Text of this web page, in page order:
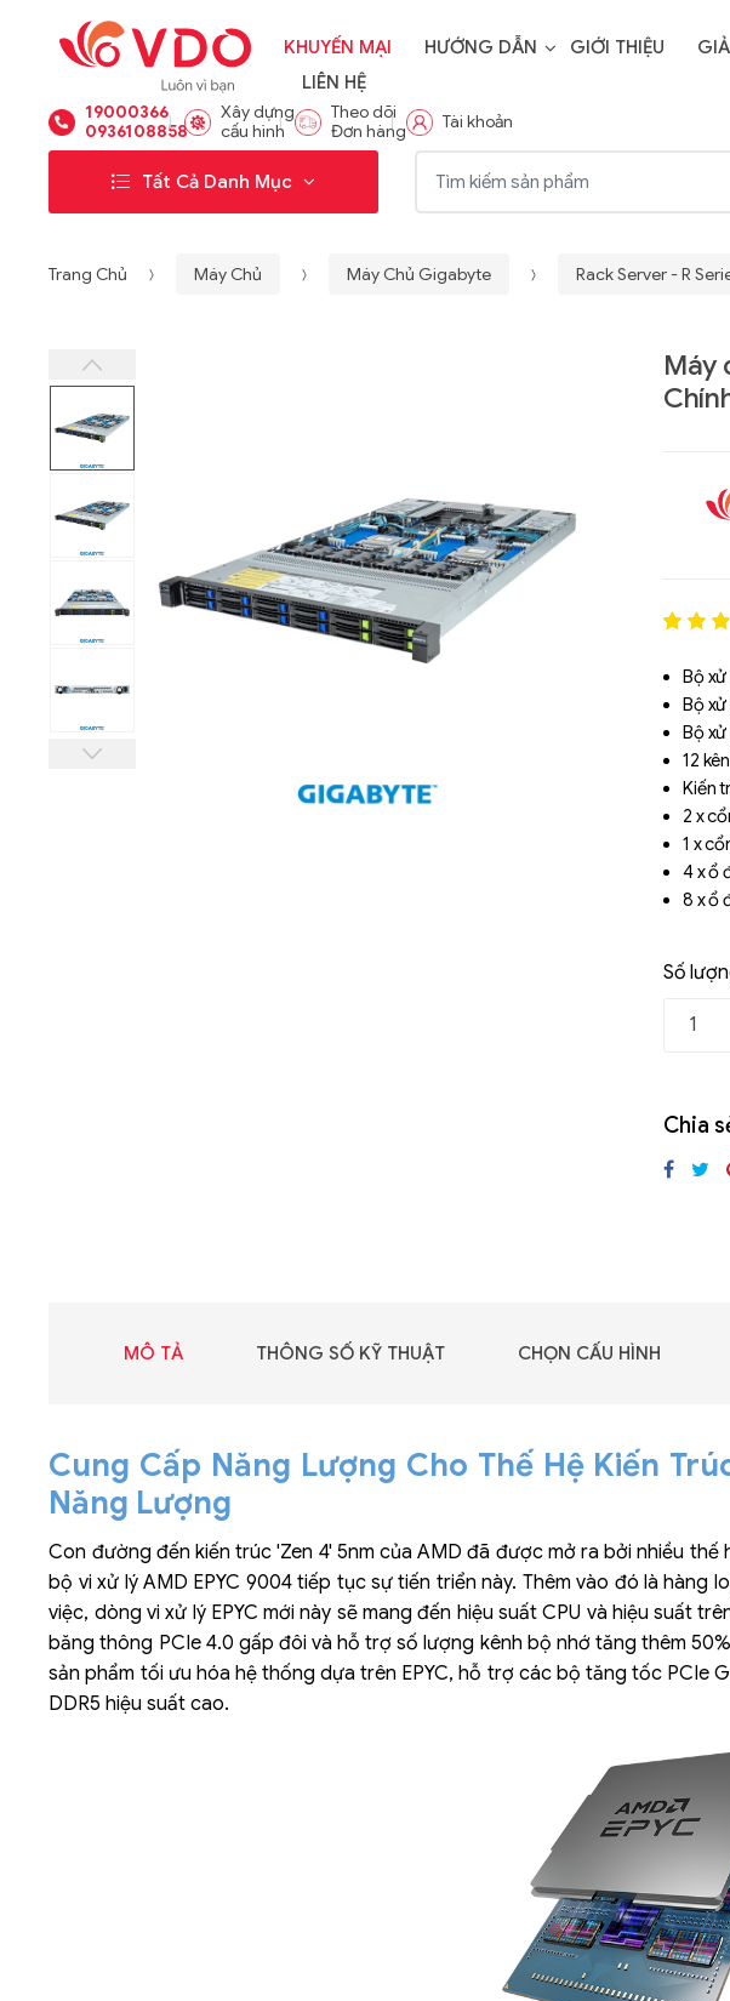
KHUYẾN MẠI HƯỚNG DẪN GIỚI THIỆU
LIÊN HỆ
19000366
0936108858
Xây dựng
cấu hình
Theo dõi
Đơn hàng
Tài khoản
Tất Cả Danh Mục
Trang Chủ Máy Chủ Máy Chủ Gigabyte Rack Server - R
Máy
out of
based
đánh
Bộ xử
Bộ
Bộ
12
Kiến
2 x
1 x
4 x ổ
8 x ổ
2 x
Số
Chia
MÔ TẢ THÔNG SỐ KỸ THUẬT CHỌN CẤU HÌNH
Cung Cấp Năng Lượng Cho Thế Hệ Kiến
Năng Lượng
Con đường đến kiến trúc 'Zen 4' 5nm của AMD đã được mở ra bởi nhiều
bộ vi xử lý AMD EPYC 9004 tiếp tục sự tiến triển này. Thêm vào đó là hàng
việc, dòng vi xử lý EPYC mới này sẽ mang đến hiệu suất CPU và hiệu suất
băng thông PCIe 4.0 gấp đôi và hỗ trợ số lượng kênh bộ nhớ tăng thêm
sản phẩm tối ưu hóa hệ thống dựa trên EPYC, hỗ trợ các bộ tăng tốc PCIe
DDR5 hiệu suất cao.